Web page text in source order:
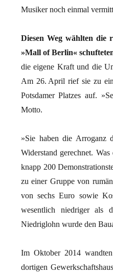
Musiker noch einmal
Diesen Weg wählten die
»Mall of Berlin«
die eigene Kraft und die
Am 26. April rief sie zu
Potsdamer Platzes auf.
Motto.
»Sie haben die Arroganz
Widerstand gerechnet.
knapp 200
zu einer Gruppe von
von sechs Euro sowie
wesentlich niedriger als
Niedriglohn wurde den
Im Oktober 2014
dortigen